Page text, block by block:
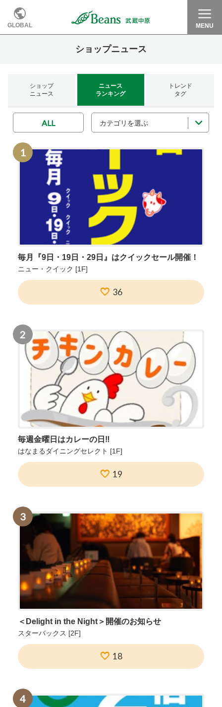
GLOBAL MENU
ショップニュース
ショップ
ニュース
ニュース
ランキング
トレンド
タグ
カテゴリを選ぶ
ALL
1
毎月『9日・19日・29日』はクイックセール開催！
ニュー・クイック [1F]
36
2
毎週金曜日はカレーの日‼
はなまるダイニングセレクト [1F]
19
3
＜Delight in the Night＞開催のお知らせ
スターバックス [2F]
18
4